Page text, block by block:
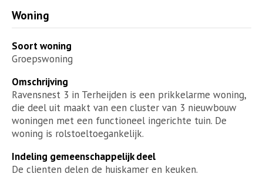
Woning
Soort woning
Groepswoning
Omschrijving
Ravensnest 3 in Terheijden is een prikkelarme woning,
die deel uit maakt van een cluster van 3 nieuwbouw
woningen met een functioneel ingerichte tuin. De
woning is rolstoeltoegankelijk.
Indeling gemeenschappelijk deel
De clienten delen de huiskamer en keuken.